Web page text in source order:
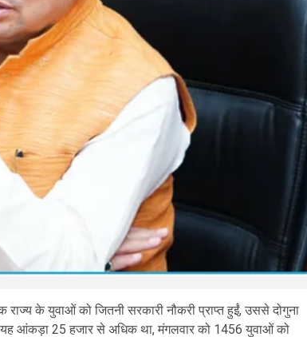
के युवाओं को जितनी सरकारी नौकरी प्राप्त हुईं, उससे दोगुना
यह आंकड़ा 25 हजार से अधिक था, मंगलवार को 1456 युवाओं को